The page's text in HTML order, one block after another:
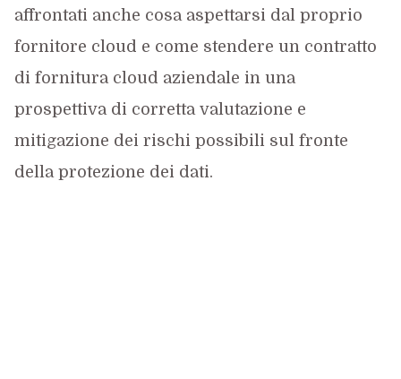
affrontati anche cosa aspettarsi dal proprio
fornitore cloud e come stendere un contratto
di fornitura cloud aziendale in una
prospettiva di corretta valutazione e
mitigazione dei rischi possibili sul fronte
della protezione dei dati.